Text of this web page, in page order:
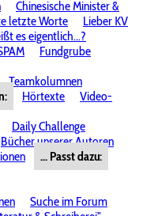
Chinesische Minister &
letzte Worte
Lieber KV
es eigentlich...?
Fundgrube
Teamkolumnen
Hörtexte
Video-
Daily Challenge
Bücher unserer Autoren
... Passt dazu:
Suche im Forum